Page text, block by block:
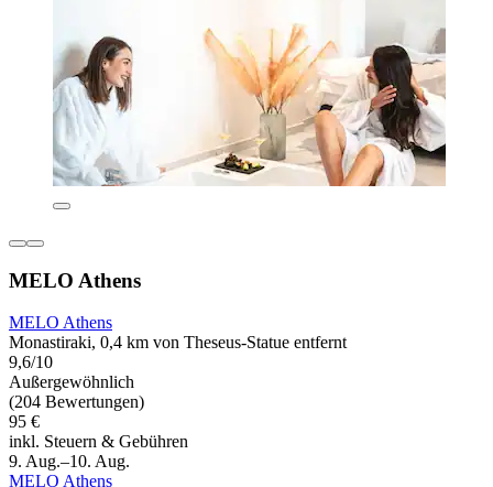
MELO Athens
MELO Athens
Monastiraki, 0,4 km von Theseus-Statue entfernt
9,6/10
Außergewöhnlich
(204 Bewertungen)
95 €
inkl. Steuern & Gebühren
9. Aug.–10. Aug.
MELO Athens